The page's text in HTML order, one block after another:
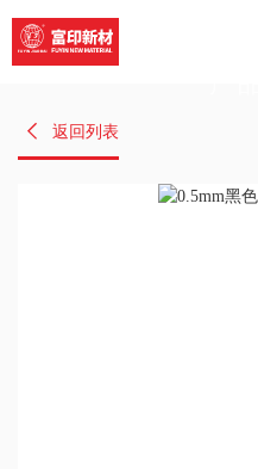
返回列表